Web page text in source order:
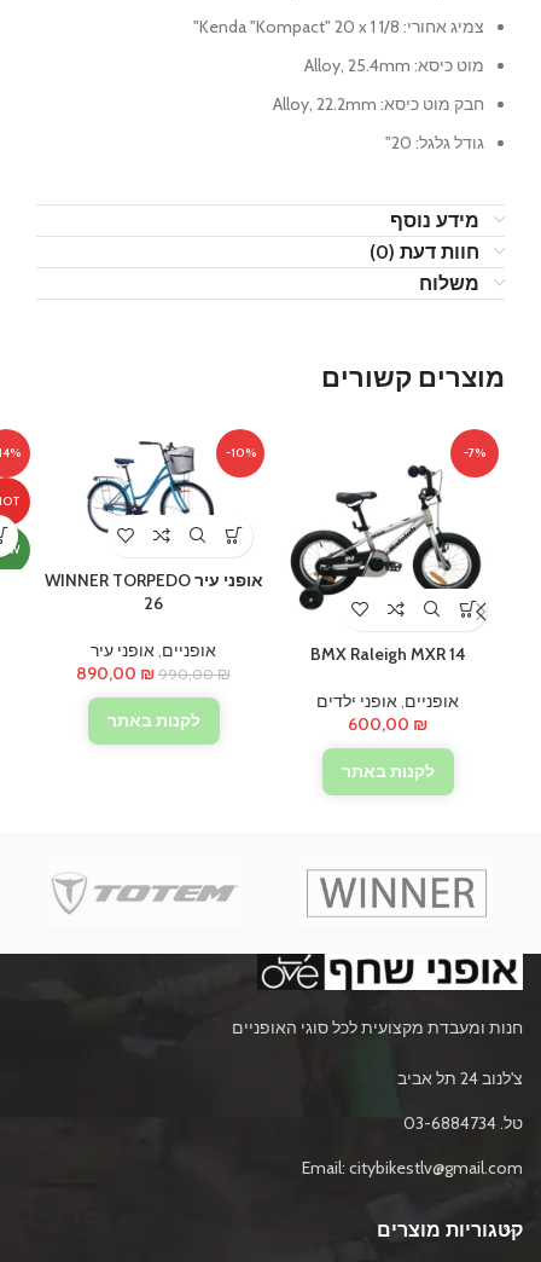
צמיג אחורי: Kenda "Kompact" 20 x 1 1/8"
מוט כיסא: Alloy, 25.4mm
חבק מוט כיסא: Alloy, 22.2mm
גודל גלגל: 20"
מידע נוסף
חוות דעת (0)
משלוח
מוצרים קשורים
-7%
BMX Raleigh MXR 14
אופניים,אופני ילדים
600,00 ₪
לקנות באתר
-10%
אופני עיר WINNER TORPEDO
26
אופניים,אופני עיר
990,00₪
המחיר
המקורי
היה:
990,00 ₪.
890,00 ₪
לקנות באתר
חנות ומעבדת מקצועית לכל סוגי האופניים
צ'לנוב 24 תל אביב
טל. 03-6884734
Email: citybikestlv@gmail.com
קטגוריות מוצרים